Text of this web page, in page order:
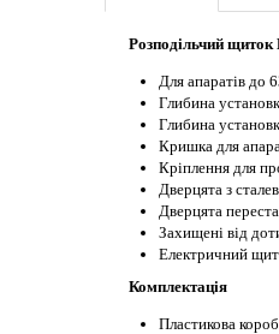
Розподільчий
Для апаратів до
Глибина
Глибина
Кришка для
Кріплення для
Дверцята з
Дверцята
Захищені від
Електричний
Комплектація
Пластикова